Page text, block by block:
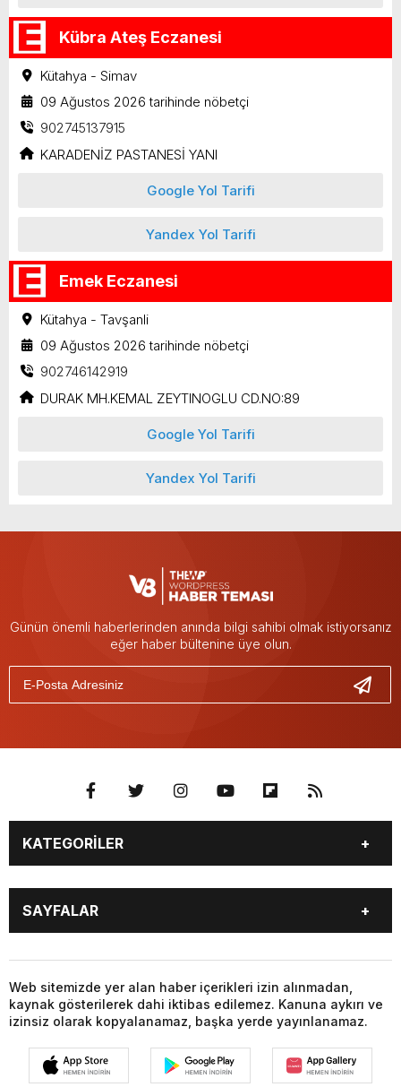
Kübra Ateş Eczanesi
Kütahya - Simav
09 Ağustos 2026 tarihinde nöbetçi
902745137915
KARADENİZ PASTANESİ YANI
Google Yol Tarifi
Yandex Yol Tarifi
Emek Eczanesi
Kütahya - Tavşanli
09 Ağustos 2026 tarihinde nöbetçi
902746142919
DURAK MH.KEMAL ZEYTINOGLU CD.NO:89
Google Yol Tarifi
Yandex Yol Tarifi
Günün önemli haberlerinden anında bilgi sahibi olmak istiyorsanız
eğer haber bültenine üye olun.
KATEGORİLER
BURÇLAR
CANLI BORSA
CANLI SONUÇLAR
COVID-19
FİKSTÜR
FİRMA EKLE
FİRMA REHBERİ
GAZETE OKU
GAZETELER
HABER GÖNDER
HAVA DURUMU
NÖBETÇİ ECZANELER
PARİTELER
SAYFALAR
CANLI SONUÇLAR
CANLI TV
COVID-19
FİKSTÜR
FİRMA EKLE
FİRMA REHBERİ
GAZETE OKU
GAZETELER
HABER GÖNDER
HAVA DURUMU
Web sitemizde yer alan haber içerikleri izin alınmadan,
kaynak gösterilerek dahi iktibas edilemez. Kanuna aykırı ve
izinsiz olarak kopyalanamaz, başka yerde yayınlanamaz.